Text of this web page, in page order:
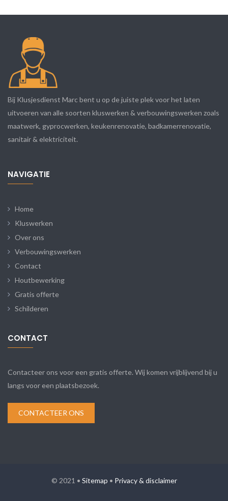
Bij Klusjesdienst Marc bent u op de juiste plek voor het laten
uitvoeren van alle soorten kluswerken & verbouwingswerken zoals
maatwerk, gyprocwerken, keukenrenovatie, badkamerrenovatie,
sanitair & elektriciteit.
NAVIGATIE
Home
Kluswerken
Over ons
Verbouwingswerken
Contact
Houtbewerking
Gratis offerte
Schilderen
CONTACT
Contacteer ons voor een gratis offerte. Wij komen vrijblijvend bij u
langs voor een plaatsbezoek.
CONTACTEER ONS
© 2021 • Sitemap • Privacy & disclaimer